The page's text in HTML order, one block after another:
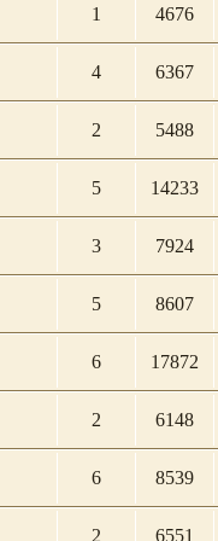
1 4676
4 6367
2 5488
5 14233
3 7924
5 8607
6 17872
2 6148
6 8539
2 6551